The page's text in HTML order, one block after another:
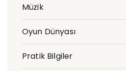
Müzik
Oyun Dünyası
Pratik Bilgiler